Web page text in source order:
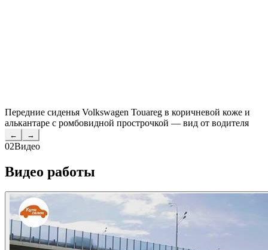
Передние сиденья Volkswagen Touareg в коричневой коже и
алькантаре с ромбовидной прострочкой — вид от водителя
← →
02Видео
Видео работы